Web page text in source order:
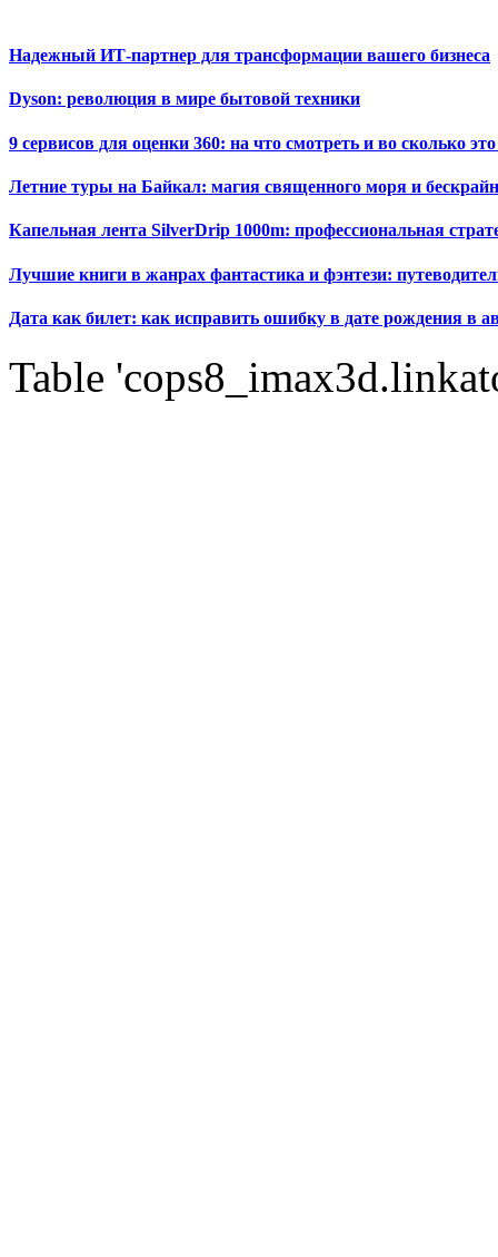
Надежный ИТ-партнер для трансформации вашего бизнеса
Dyson: революция в мире бытовой техники
9 сервисов для оценки 360: на что смотреть и во сколько это
Летние туры на Байкал: магия священного моря и
Капельная лента SilverDrip 1000m: профессиональная
Лучшие книги в жанрах фантастика и фэнтези:
Дата как билет: как исправить ошибку в дате рождения в
Table